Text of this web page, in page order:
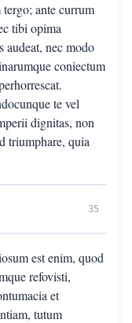
ante currum
tibi opima
audeat, nec modo
coniectum
te vel
dignitas, non
triumphare, quia
35
est enim, quod
refovisti,
et
tutum